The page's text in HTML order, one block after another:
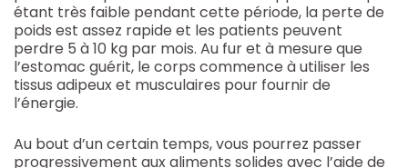
étant très faible pendant cette période, la perte de
poids est assez rapide et les patients peuvent
perdre 5 à 10 kg par mois. Au fur et à mesure que
l’estomac guérit, le corps commence à utiliser les
tissus adipeux et musculaires pour fournir de
l’énergie.
Au bout d’un certain temps, vous pourrez passer
progressivement aux aliments solides avec l’aide de